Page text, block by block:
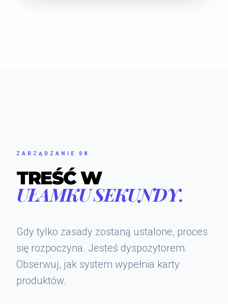
ZARZĄDZANIE 08
TREŚĆ W
UŁAMKU SEKUNDY.
Gdy tylko zasady zostaną ustalone, proces
się rozpoczyna. Jesteś dyspozytorem.
Obserwuj, jak system wypełnia karty
produktów.